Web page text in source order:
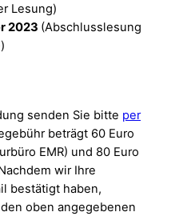
Lesung)
2023 (Abschlusslesung
senden Sie bitte per
beträgt 60 Euro
EMR) und 80 Euro
wir Ihre
bestätigt haben,
oben angegebenen